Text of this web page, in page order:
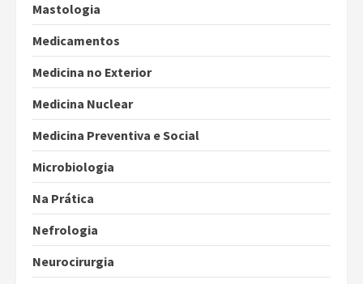
Mastologia
Medicamentos
Medicina no Exterior
Medicina Nuclear
Medicina Preventiva e Social
Microbiologia
Na Prática
Nefrologia
Neurocirurgia